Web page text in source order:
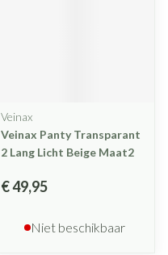
Veinax
Veinax Panty Transparant
2 Lang Licht Beige Maat2
€ 49,95
Niet beschikbaar